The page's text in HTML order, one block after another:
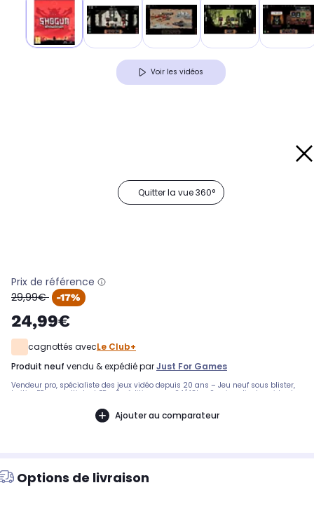
Voir les vidéos
Quitter la vue 360°
Prix de référence
oldPrice
29,99€ -17%
24,99€
cagnottés avecLe Club+
produit neuf vendu & expédié parJust For Games
Vendeur pro, spécialiste des jeux vidéo depuis 20 ans – Jeu neuf sous blister,
boitier FR ou multi dont FR - Expédition sous 24/48h - Service client rapide et
Ajouter au comparateur
Options de livraison